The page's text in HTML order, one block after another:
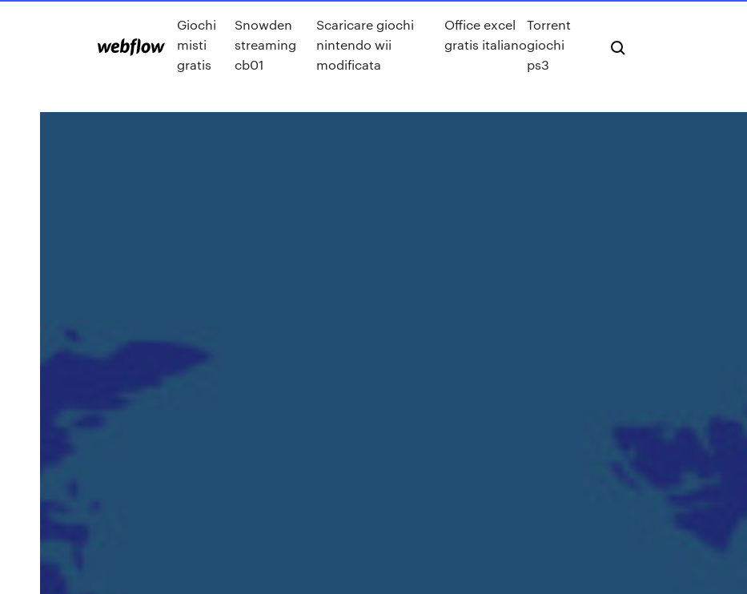
Giochi
misti
gratis
Snowden
streaming
cb01
Scaricare giochi
nintendo wii
modificata
Office excel
gratis italiano
Torrent
giochi
ps3